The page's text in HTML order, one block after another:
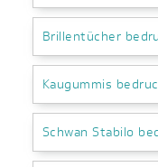
Brillentücher
Kaugummis
Schwan Stabilo